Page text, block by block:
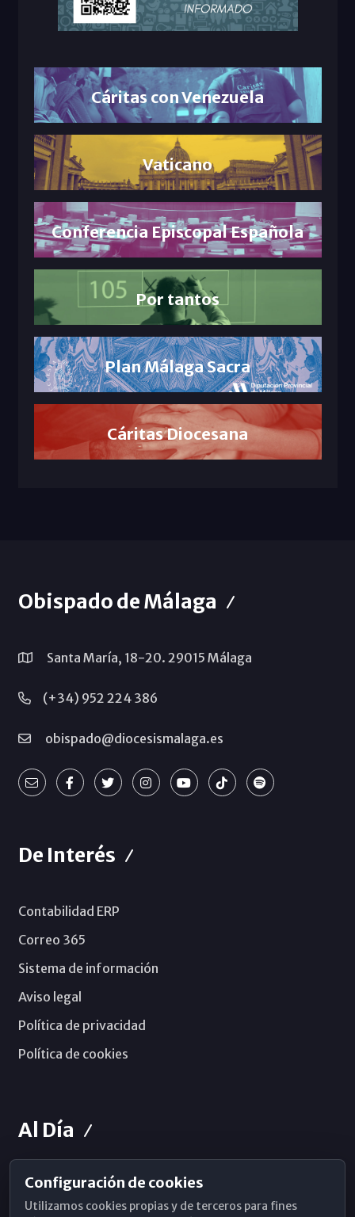
Cáritas con Venezuela
Vaticano
Conferencia Episcopal Española
Por tantos
Plan Málaga Sacra
Cáritas Diocesana
Obispado de Málaga
Santa María, 18-20. 29015 Málaga
(+34) 952 224 386
obispado@diocesismalaga.es
De Interés
Contabilidad ERP
Correo 365
Sistema de información
Aviso legal
Política de privacidad
Política de cookies
Al Día
Horarios de Misa
Configuración de cookies
Utilizamos cookies propias y de terceros para fines